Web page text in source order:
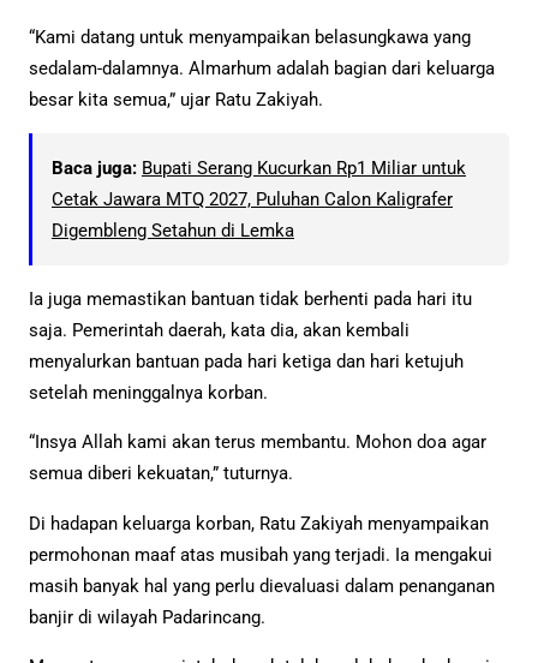
“Kami datang untuk menyampaikan belasungkawa yang
sedalam-dalamnya. Almarhum adalah bagian dari keluarga
besar kita semua,” ujar Ratu Zakiyah.
Baca juga: Bupati Serang Kucurkan Rp1 Miliar untuk
Cetak Jawara MTQ 2027, Puluhan Calon Kaligrafer
Digembleng Setahun di Lemka
Ia juga memastikan bantuan tidak berhenti pada hari itu
saja. Pemerintah daerah, kata dia, akan kembali
menyalurkan bantuan pada hari ketiga dan hari ketujuh
setelah meninggalnya korban.
“Insya Allah kami akan terus membantu. Mohon doa agar
semua diberi kekuatan,” tuturnya.
Di hadapan keluarga korban, Ratu Zakiyah menyampaikan
permohonan maaf atas musibah yang terjadi. Ia mengakui
masih banyak hal yang perlu dievaluasi dalam penanganan
banjir di wilayah Padarincang.